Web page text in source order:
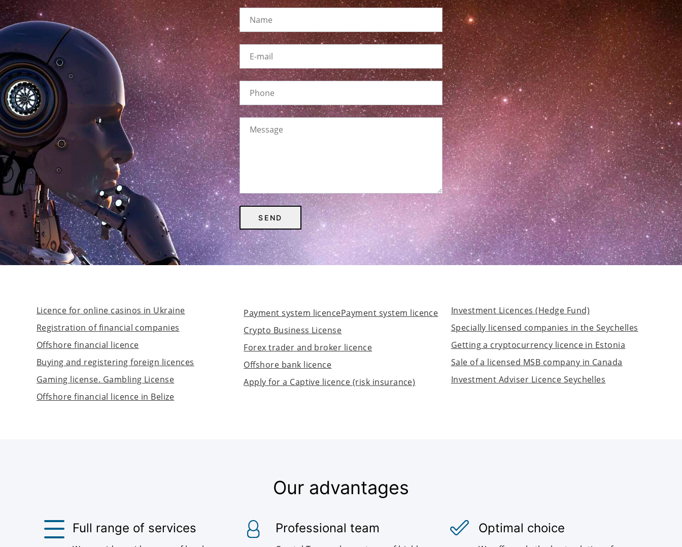
Licence for online casinos in Ukraine
Registration of financial companies
Offshore financial licence
Buying and registering foreign licences
Gaming license. Gambling License
Offshore financial licence in Belize
Payment system licencePayment system licence
Crypto Business License
Forex trader and broker licence
Offshore bank licence
Apply for a Captive licence (risk insurance)
Investment Licences (Hedge Fund)
Specially licensed companies in the Seychelles
Getting a cryptocurrency licence in Estonia
Sale of a licensed MSB company in Canada
Investment Adviser Licence Seychelles
Our advantages
Full range of services Professional team Optimal choice